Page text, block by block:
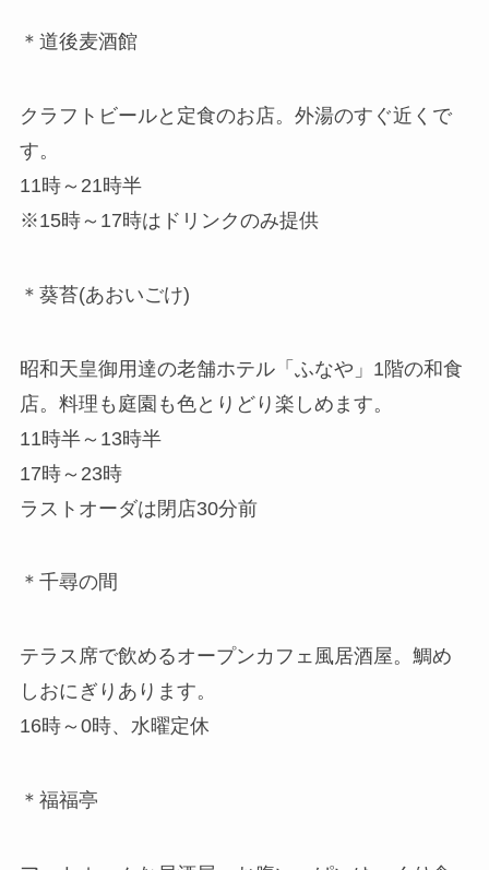
＊道後麦酒館
クラフトビールと定食のお店。外湯のすぐ近くで
す。
11時～21時半
※15時～17時はドリンクのみ提供
＊葵苔(あおいごけ)
昭和天皇御用達の老舗ホテル「ふなや」1階の和食
店。料理も庭園も色とりどり楽しめます。
11時半～13時半
17時～23時
ラストオーダは閉店30分前
＊千尋の間
テラス席で飲めるオープンカフェ風居酒屋。鯛め
しおにぎりあります。
16時～0時、水曜定休
＊福福亭